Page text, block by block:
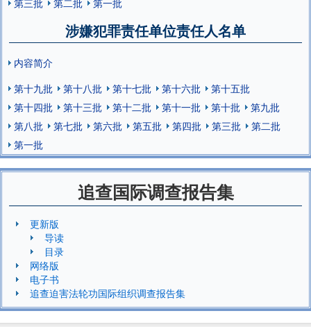
涉嫌犯罪责任单位责任人名单
内容简介
第十九批
第十八批 第十七批 第十六批
第十五批
第十四批
第十三批 第十二批 第十一批 第十批
第九批
第八批
第七批 第六批 第五批 第四批 第三批
第二批
第一批
追查国际调查报告集
更新版
导读
目录
网络版
电子书
追查迫害法轮功国际组织调查报告集